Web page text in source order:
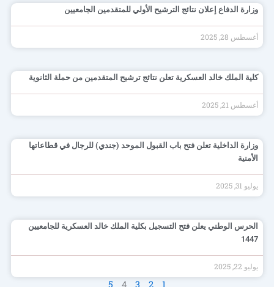
وزارة الدفاع إعلان نتائج الترشيح الأولي للمتقدمين الجامعيين
أغسطس 28, 2025
كلية الملك خالد العسكرية تعلن نتائج ترشيح المتقدمين من حملة الثانوية
أغسطس 21, 2025
وزارة الداخلية تعلن فتح باب القبول الموحد (جندي) للرجال في قطاعاتها
الأمنية
يوليو 31, 2025
الحرس الوطني يعلن فتح التسجيل بكلية الملك خالد العسكرية للجامعيين
1447
يوليو 22, 2025
1
2
3
4
5